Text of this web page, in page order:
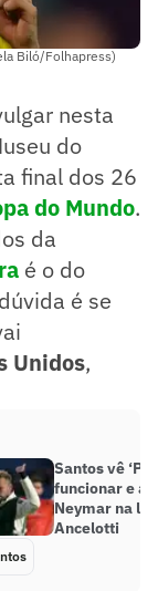
Biló/Folhapress)
nesta
do
final dos 26
do Mundo.
da
é o do
é se
Unidos,
Santos vê
funcionar e
Neymar na
Ancelotti